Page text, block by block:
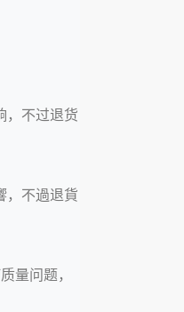
，不过退货
，不過退貨
量问题，